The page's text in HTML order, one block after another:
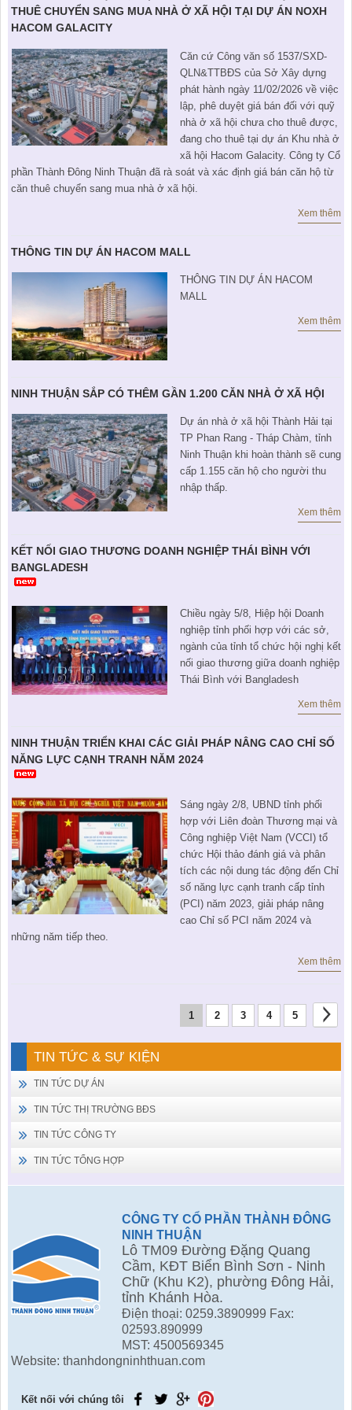
THÀNH ĐÔNG VỚI XÃ HÔI
BẮC
THƯ VIỆN PHÁP LUẬT
LIÊN HỆ & GIẢI ĐÁP
KIẾN TRÚC & PHONG THUỶ
TIN TỨC CÔNG TY
TIN TỨC TỔNG HỢP
LIÊN HỆ
THUÊ CHUYỂN SANG MUA NHÀ Ở XÃ HỘI TẠI DỰ ÁN NOXH
HACOM GALACITY
Căn cứ Công văn số 1537/SXD-
QLN&TTBĐS của Sở Xây dựng
phát hành ngày 11/02/2026 về việc
lập, phê duyệt giá bán đối với quỹ
nhà ở xã hội chưa cho thuê được,
đang cho thuê tại dự án Khu nhà ở
xã hội Hacom Galacity. Công ty Cổ
phần Thành Đông Ninh Thuận đã rà soát và xác định giá bán căn hộ từ
căn thuê chuyển sang mua nhà ở xã hội.
Xem thêm
THÔNG TIN DỰ ÁN HACOM MALL
THÔNG TIN DỰ ÁN HACOM
MALL
Xem thêm
NINH THUẬN SẮP CÓ THÊM GẦN 1.200 CĂN NHÀ Ở XÃ HỘI
Dự án nhà ở xã hội Thành Hải tại
TP Phan Rang - Tháp Chàm, tỉnh
Ninh Thuận khi hoàn thành sẽ cung
cấp 1.155 căn hộ cho người thu
nhập thấp.
Xem thêm
KẾT NỐI GIAO THƯƠNG DOANH NGHIỆP THÁI BÌNH VỚI
BANGLADESH
Chiều ngày 5/8, Hiệp hội Doanh
nghiệp tỉnh phối hợp với các sở,
ngành của tỉnh tổ chức hội nghị kết
nối giao thương giữa doanh nghiệp
Thái Bình với Bangladesh
Xem thêm
NINH THUẬN TRIỂN KHAI CÁC GIẢI PHÁP NÂNG CAO CHỈ SỐ
NĂNG LỰC CẠNH TRANH NĂM 2024
Sáng ngày 2/8, UBND tỉnh phối
hợp với Liên đoàn Thương mại và
Công nghiệp Việt Nam (VCCI) tổ
chức Hội thảo đánh giá và phân
tích các nội dung tác động đến Chỉ
số năng lực cạnh tranh cấp tỉnh
(PCI) năm 2023, giải pháp nâng
cao Chỉ số PCI năm 2024 và
những năm tiếp theo.
Xem thêm
1 2 3 4 5
TIN TỨC & SỰ KIỆN
TIN TỨC DỰ ÁN
TIN TỨC THỊ TRƯỜNG BĐS
TIN TỨC CÔNG TY
TIN TỨC TỔNG HỢP
CÔNG TY CỔ PHẦN THÀNH ĐÔNG
NINH THUẬN
Lô TM09 Đường Đặng Quang
Cầm, KĐT Biển Bình Sơn - Ninh
Chữ (Khu K2), phường Đông Hải,
tỉnh Khánh Hòa.
Điện thoại: 0259.3890999 Fax:
02593.890999
MST: 4500569345
Website: thanhdongninhthuan.com
Kết nối với chúng tôi